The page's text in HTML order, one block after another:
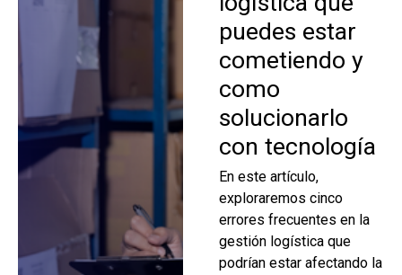
puedes estar
cometiendo y
como
solucionarlo
con tecnología
En este artículo,
exploraremos cinco
errores frecuentes en la
gestión logística que
podrían estar afectando la